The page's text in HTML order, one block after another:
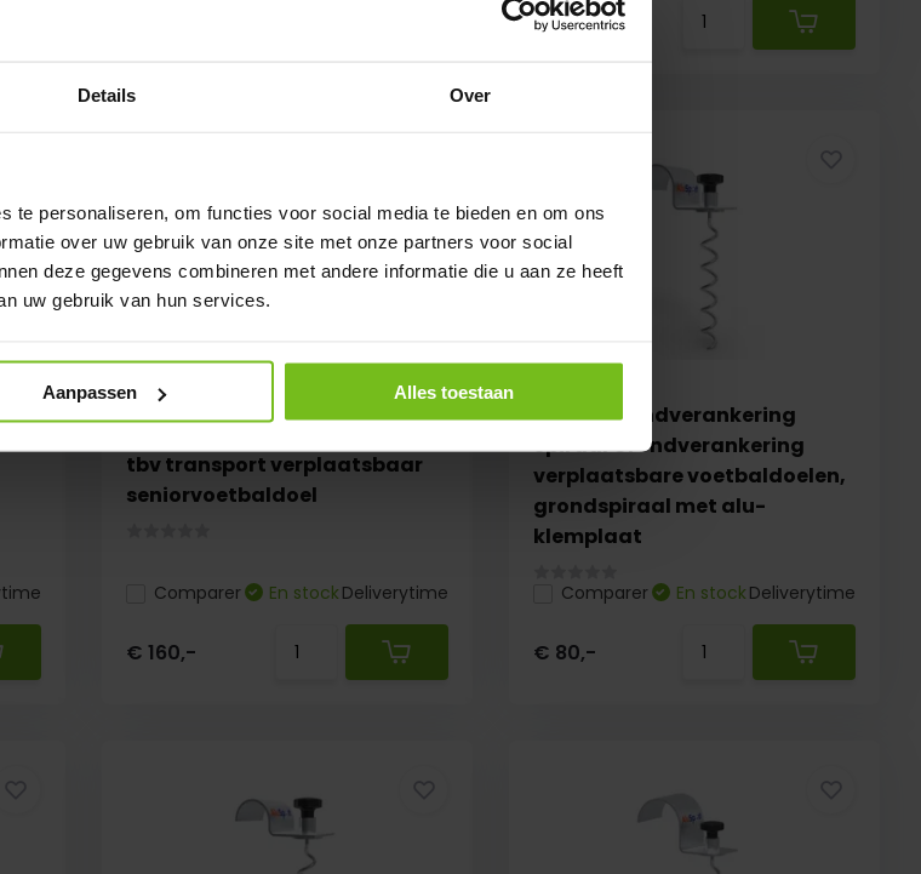
Details Over
te personaliseren, om functies voor social media te bieden en om ons
over uw gebruik van onze site met onze partners voor social
deze gegevens combineren met andere informatie die u aan ze heeft
uw gebruik van hun services.
Aanpassen Alles toestaan
€ 239,-
tbv transport verplaatsbaar
seniorvoetbaldoel
Comparer En stock Deliverytime
€ 160,-
GS085 Grondverankering
Spiraal Grondverankering
verplaatsbare voetbaldoelen,
grondspiraal met alu-
klemplaat
Comparer En stock Deliverytime
€ 80,-